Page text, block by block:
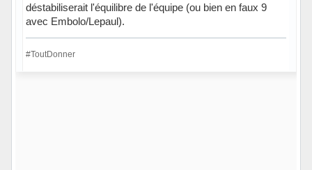
déstabiliserait l'équilibre de l'équipe (ou bien en faux 9
avec Embolo/Lepaul).
#ToutDonner